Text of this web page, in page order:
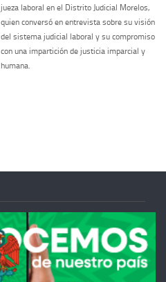
jueza laboral en el Distrito Judicial Morelos,
quien conversó en entrevista sobre su visión
del sistema judicial laboral y su compromiso
con una impartición de justicia imparcial y
humana.